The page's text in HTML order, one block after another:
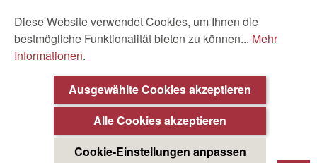
Karriere bei Möbel Berta
Bewerbungsformular
Diese Website verwendet Cookies, um Ihnen die
bestmögliche Funktionalität bieten zu können... Mehr
Informationen.
Ausgewählte Cookies akzeptieren
Alle Cookies akzeptieren
Cookie-Einstellungen anpassen